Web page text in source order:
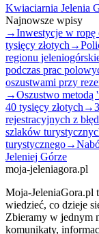
Kwiaciarnia Jelenia
Najnowsze wpisy
→Inwestycje w ropę
tysięcy złotych →
regionu
podczas prac
oszustwami przy
→Oszustwo metodą
40 tysięcy złotych →
rejestracyjnych z
szlaków
turystycznego→
Jeleniej Górze
moja-jeleniagora.pl
Moja-JeleniaGora.pl
wiedzieć, co dzieje
Zbieramy w jednym
komunikaty,